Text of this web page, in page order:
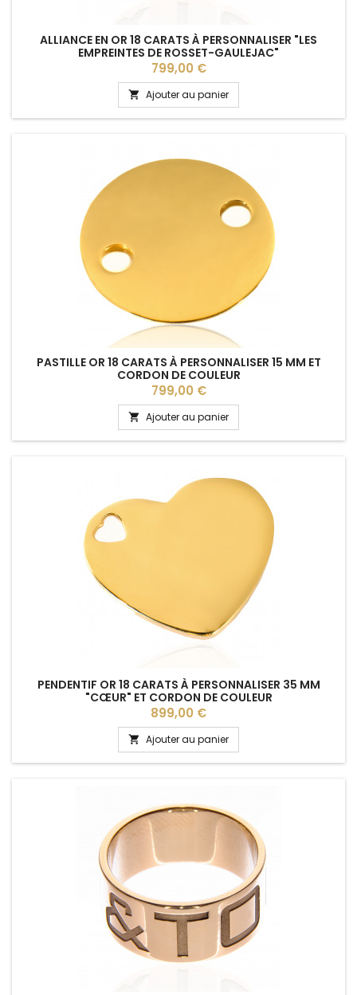
ALLIANCE EN OR 18 CARATS À PERSONNALISER "LES
EMPREINTES DE ROSSET-GAULEJAC"
Prix
799,00 €
 Ajouter au panier
PASTILLE OR 18 CARATS À PERSONNALISER 15 MM ET
CORDON DE COULEUR
Prix
799,00 €
 Ajouter au panier
PENDENTIF OR 18 CARATS À PERSONNALISER 35 MM
"CŒUR" ET CORDON DE COULEUR
Prix
899,00 €
 Ajouter au panier